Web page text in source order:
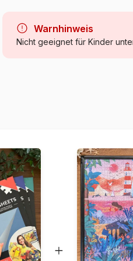
Kategorie
Alter
Maße
Material
Verpackung
Warnhinweis
Nicht geeignet für Kinder